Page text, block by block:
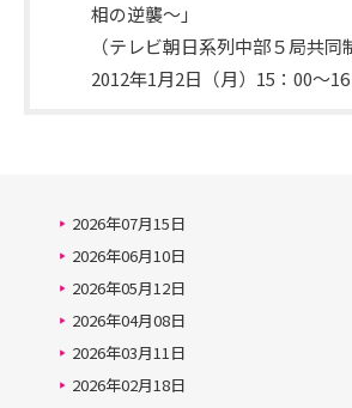
相の逆襲～」
（テレビ朝日系列中部５局共同
2012年1月2日（月）15：00～
2026年07月15日
2026年06月10日
2026年05月12日
2026年04月08日
2026年03月11日
2026年02月18日